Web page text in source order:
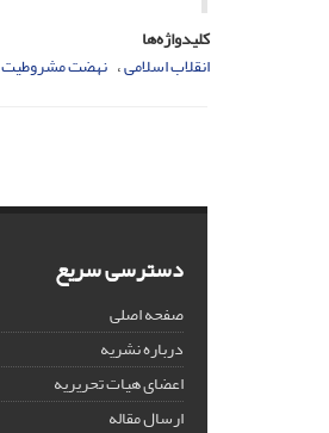
کلیدواژه‌ها
انقلاب اسلامی نهضت مشروطیت
دسترسی سریع
صفحه اصلی
درباره نشریه
اعضای هیات تحریریه
ارسال مقاله